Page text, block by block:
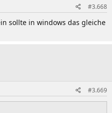
#3.668
sollte in windows das gleiche
#3.669